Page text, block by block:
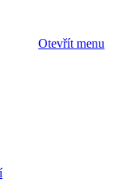
Otevřít menu